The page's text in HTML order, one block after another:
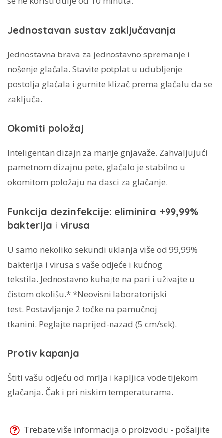
Jednostavan sustav zaključavanja
Jednostavna brava za jednostavno spremanje i
nošenje glačala. Stavite potplat u udubljenje
postolja glačala i gurnite klizač prema glačalu da se
zaključa.
Okomiti položaj
Inteligentan dizajn za manje gnjavaže. Zahvaljujući
pametnom dizajnu pete, glačalo je stabilno u
okomitom položaju na dasci za glačanje.
Funkcija dezinfekcije: eliminira +99,99%
bakterija i virusa
U samo nekoliko sekundi uklanja više od 99,99%
bakterija i virusa s vaše odjeće i kućnog
tekstila. Jednostavno kuhajte na pari i uživajte u
čistom okolišu.* *Neovisni laboratorijski
test. Postavljanje 2 točke na pamučnoj
tkanini. Peglajte naprijed-nazad (5 cm/sek).
Protiv kapanja
Štiti vašu odjeću od mrlja i kapljica vode tijekom
glačanja. Čak i pri niskim temperaturama.
Trebate više informacija o proizvodu - pošaljite